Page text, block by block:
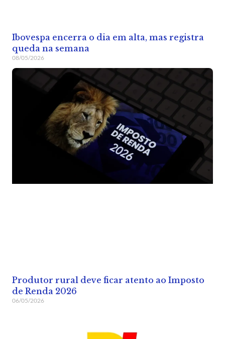
Ibovespa encerra o dia em alta, mas registra
queda na semana
08/05/2026
Produtor rural deve ficar atento ao Imposto
de Renda 2026
06/05/2026